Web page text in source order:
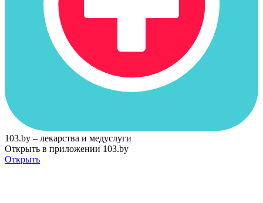
103.by – лекарства и медуслуги
Открыть в приложении 103.by
Открыть